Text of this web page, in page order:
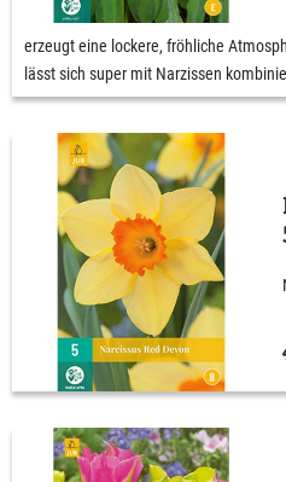
erzeugt eine lockere, fröhliche
lässt sich super mit Narzissen